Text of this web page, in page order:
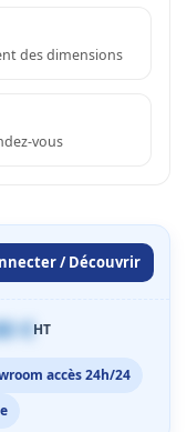
des dimensions
vous
/ Découvrir
€HT
accès 24h/24